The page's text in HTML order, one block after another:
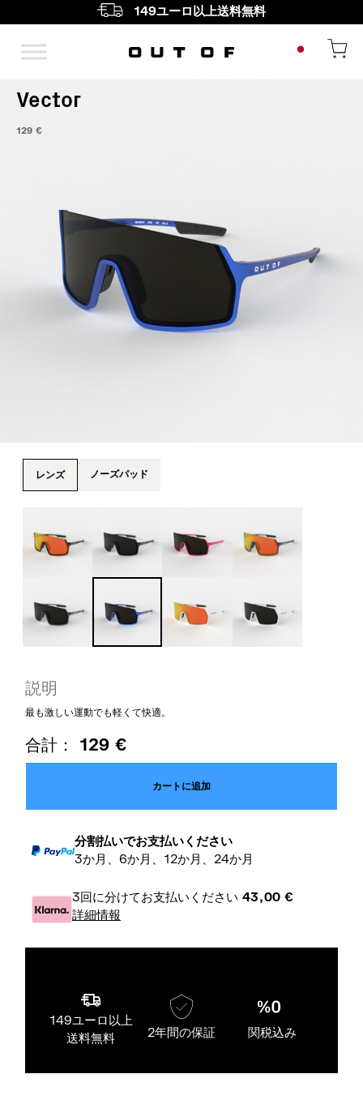
149ユーロ以上送料無料
メインナビゲーション
Vector
129 €
レンズ ノーズパッド
説明
最も激しい運動でも軽くて快適。
合計： 129 €
カートに追加
分割払いでお支払いください
3か月、6か月、12か月、24か月
3回に分けてお支払いください43,00 €
詳細情報
149ユーロ以上
送料無料
2年間の保証 関税込み